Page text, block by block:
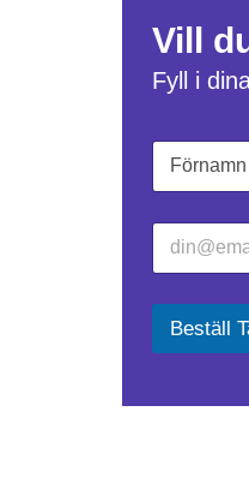
Vill
Fyll i
p
o
t
a
n
N
m
n
E
p
o
t
Beställ